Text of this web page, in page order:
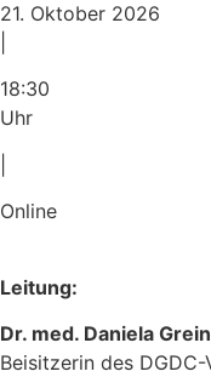
21. Oktober 2026
18:30
Uhr
Online
Leitung:
Dr. med. Daniela
Beisitzerin des